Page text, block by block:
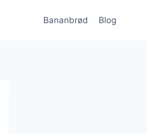
Bananbrød Blog